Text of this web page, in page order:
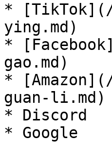
*
ying.md)
*
gao.md)
*
guan-li.md)
* Discord
* Google